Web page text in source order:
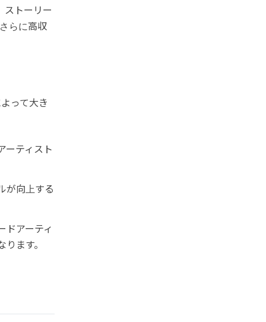
ストーリー
らに高収
って大き
ーティスト
が向上する
ドアーティ
ます。